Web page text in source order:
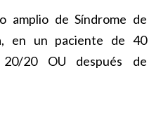
amplio de Síndrome de
en un paciente de 40
20 OU después de